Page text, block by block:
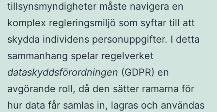
tillsynsmyndigheter måste navigera en
komplex regleringsmiljö som syftar till att
skydda individens personuppgifter. I detta
sammanhang spelar regelverket
dataskyddsförordningen (GDPR) en
avgörande roll, då den sätter ramarna för
hur data får samlas in, lagras och användas